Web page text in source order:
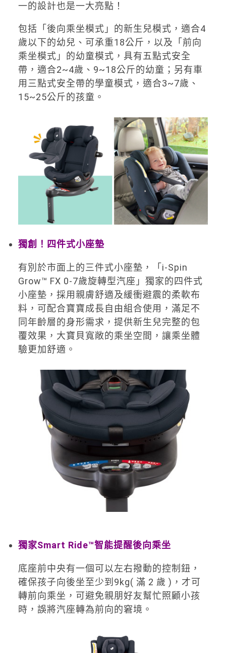
一的設計也是一大亮點！
包括「後向乘坐模式」的新生兒模式，適合4
歲以下的幼兒、可承重18公斤，以及「前向
乘坐模式」的幼童模式，具有五點式安全
帶，適合2~4歲、9~18公斤的幼童；另有車
用三點式安全帶的學童模式，適合3~7歲、
15~25公斤的孩童。
獨創！四件式小座墊
有別於市面上的三件式小座墊，「i-Spin
Grow™ FX 0-7歲旋轉型汽座」獨家的四件式
小座墊，採用親膚舒適及緩衝避震的柔軟布
料，可配合寶寶成長自由組合使用，滿足不
同年齡層的身形需求，提供新生兒完整的包
覆效果，大寶貝寬敞的乘坐空間，讓乘坐體
驗更加舒適。
獨家Smart Ride™智能提醒後向乘坐
底座前中央有一個可以左右撥動的控制鈕，
確保孩子向後坐至少到9kg( 滿 2 歲 )，才可
轉前向乘坐，可避免親朋好友幫忙照顧小孩
時，誤將汽座轉為前向的窘境。